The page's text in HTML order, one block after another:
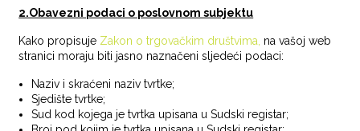
2.Obavezni podaci o poslovnom subjektu
Kako propisuje Zakon o trgovačkim društvima, na vašoj web
stranici moraju biti jasno naznačeni sljedeći podaci:
Naziv i skraćeni naziv tvrtke;
Sjedište tvrtke;
Sud kod kojega je tvrtka upisana u Sudski registar;